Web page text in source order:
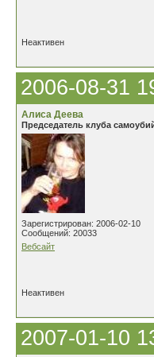
Неактивен
2006-08-31
Алиса Деева
Председатель клуба
Зарегистрирован: 2006-02-10
Сообщений: 20033
Вебсайт
Неактивен
2007-01-10